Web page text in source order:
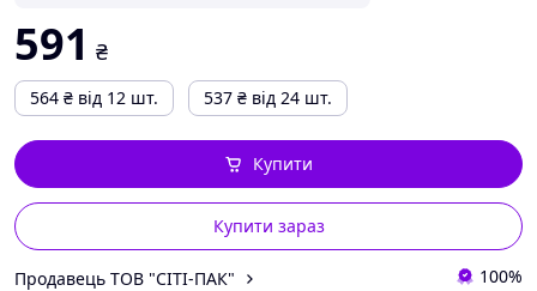
591 ₴
564 ₴ від 12 шт. 537 ₴ від 24 шт.
Купити зараз
Купити
Продавець ТОВ "СІТІ-ПАК" 100%